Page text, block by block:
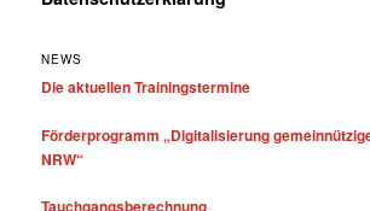
NEWS
Die aktuellen Trainingstermine
Förderprogramm „Digitalisierung
NRW“
Tauchgangsberechnung